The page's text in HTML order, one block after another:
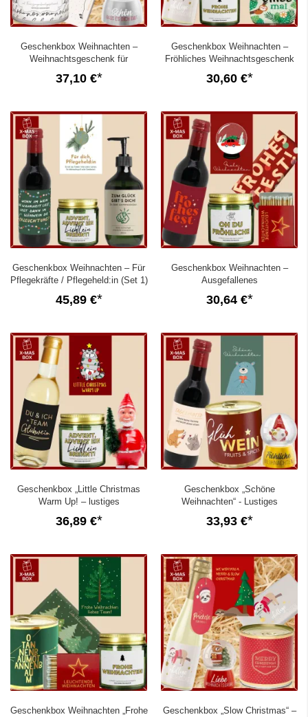
Geschenkbox Weihnachten –
Weihnachtsgeschenk für
Schichtheld:in (Set 2)
37,10 €
Geschenkbox Weihnachten –
Fröhliches Weihnachtsgeschenk
„Frohes Fest ihr Lieben“ (Set 4)
30,60 €
Geschenkbox Weihnachten – Für
Pflegekräfte / Pflegeheld:in (Set 1)
45,89 €
Geschenkbox Weihnachten –
Ausgefallenes
Weihnachtsgeschenk (Schneekugel
– Set 6)
30,64 €
Geschenkbox „Little Christmas
Warm Up! – lustiges
Weihnachtsgeschenk (Set 3)
36,89 €
Geschenkbox „Schöne
Weihnachten“ - Lustiges
Weihnachtsgeschenk (Bär – Set 4)
33,93 €
Geschenkbox Weihnachten „Frohe
Geschenkbox „Slow Christmas“ –